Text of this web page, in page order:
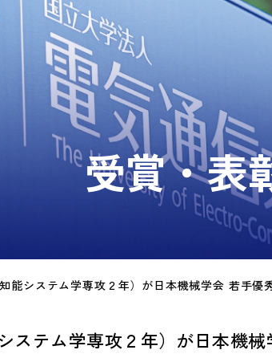
受賞・表
能システム学専攻２年）が日本機械学会 若手優
ステム学専攻２年）が日本機